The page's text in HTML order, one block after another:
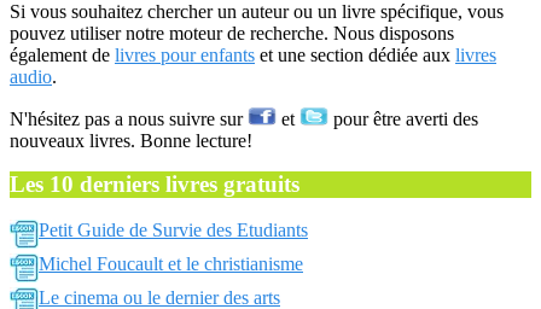
Si vous souhaitez chercher un auteur ou un livre spécifique, vous
pouvez utiliser notre moteur de recherche. Nous disposons
également de livres pour enfants et une section dédiée aux livres
audio.
N'hésitez pas a nous suivre sur et
pour être averti des
nouveaux livres. Bonne lecture!
Les 10 derniers livres gratuits
Petit Guide de Survie des Etudiants
Michel Foucault et le christianisme
Le cinema ou le dernier des arts